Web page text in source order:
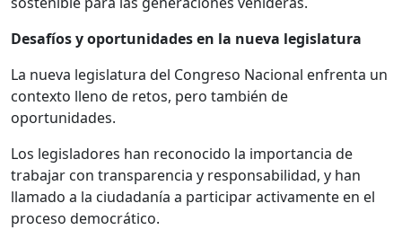
Desafíos y oportunidades en la nueva legislatura
La nueva legislatura del Congreso Nacional enfrenta un
contexto lleno de retos, pero también de
oportunidades.
Los legisladores han reconocido la importancia de
trabajar con transparencia y responsabilidad, y han
llamado a la ciudadanía a participar activamente en el
proceso democrático.